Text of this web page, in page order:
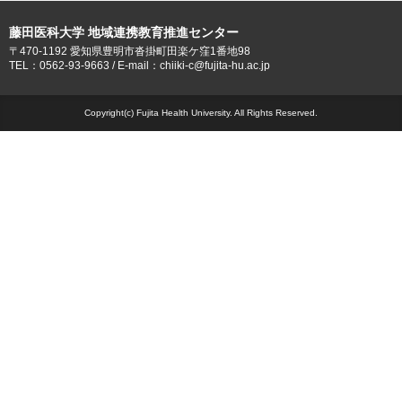
藤田医科大学 地域連携教育推進センター
〒470-1192 愛知県豊明市沓掛町田楽ケ窪1番地98
TEL：0562-93-9663 / E-mail：chiiki-c@fujita-hu.ac.jp
Copyright(c) Fujita Health University. All Rights Reserved.